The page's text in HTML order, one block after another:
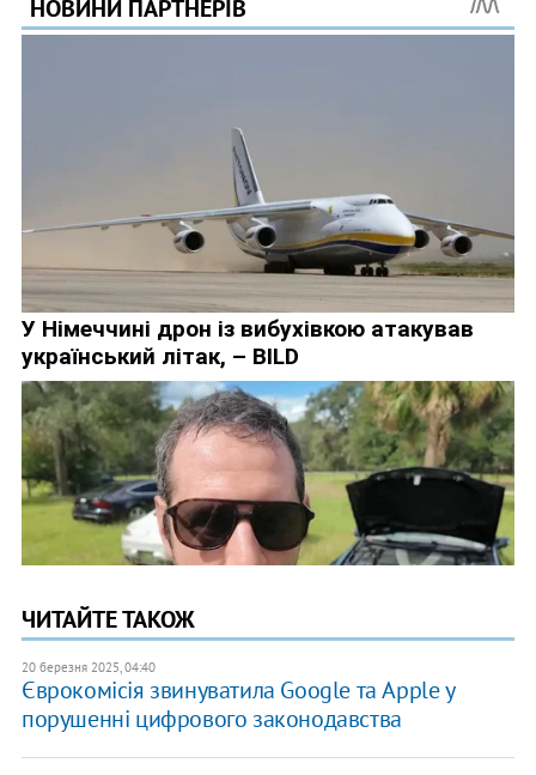
ЧИТАЙТЕ ТАКОЖ
20 березня 2025, 04:40
Єврокомісія звинуватила Google та Apple у
порушенні цифрового законодавства